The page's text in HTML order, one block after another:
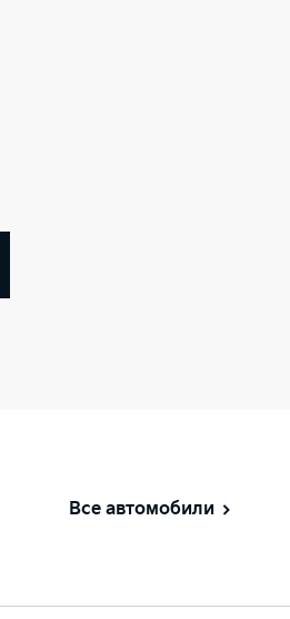
Все автомобили